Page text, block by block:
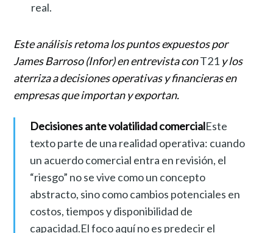
real.
Este análisis retoma los puntos expuestos por
James Barroso (Infor) en entrevista conT21 y los
aterriza a decisiones operativas y financieras en
empresas que importan y exportan.
Decisiones ante volatilidad comercialEste
texto parte de una realidad operativa: cuando
un acuerdo comercial entra en revisión, el
“riesgo” no se vive como un concepto
abstracto, sino como cambios potenciales en
costos, tiempos y disponibilidad de
capacidad.El foco aquí no es predecir el